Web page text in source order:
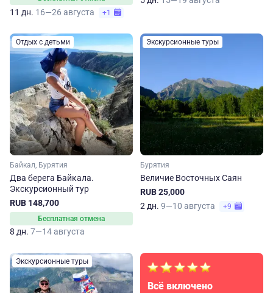
11 дн. 16—26 августа +1
Отдых с детьми
Байкал, Бурятия
Два берега Байкала.
Экскурсионный тур
RUB 148,700
Бесплатная отмена
8 дн. 7—14 августа
Экскурсионные туры
Бурятия
Величие Восточных Саян
RUB 25,000
2 дн. 9—10 августа +9
Экскурсионные туры
Всё включено